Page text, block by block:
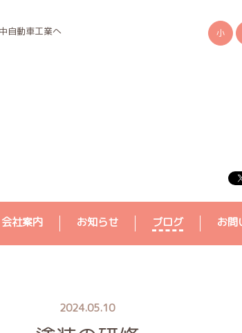
自動車工業へ 小
会社案内 お知らせ ブログ お問
2024.05.10